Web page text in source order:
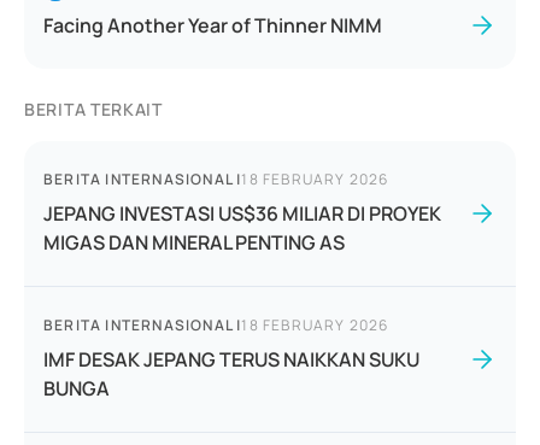
Facing Another Year of Thinner NIMM
BERITA TERKAIT
BERITA INTERNASIONAL |18 FEBRUARY 2026
JEPANG INVESTASI US$36 MILIAR DI PROYEK
MIGAS DAN MINERAL PENTING AS
BERITA INTERNASIONAL |18 FEBRUARY 2026
IMF DESAK JEPANG TERUS NAIKKAN SUKU
BUNGA